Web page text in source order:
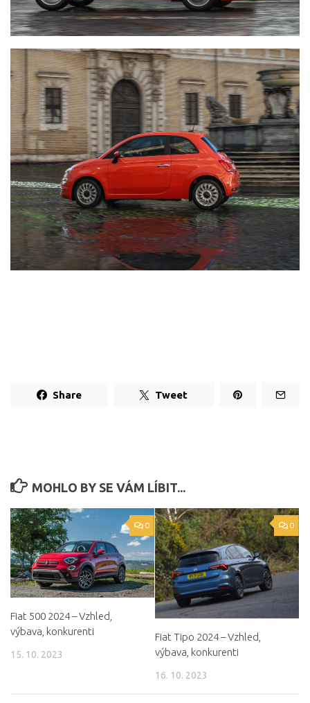
Share Tweet
MOHLO BY SE VÁM LÍBIT...
0
Fiat 500 2024 – Vzhled,
výbava, konkurenti
15. 10. 2023
0
Fiat Tipo 2024 – Vzhled,
výbava, konkurenti
16. 10. 2023